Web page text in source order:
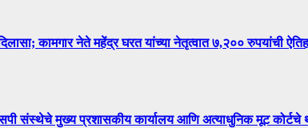
कामगार नेते महेंद्र घरत यांच्या नेतृत्वात ७,२०० रुपयांची
मुख्य प्रशासकीय कार्यालय आणि अत्याधुनिक मूट कोर्टचे